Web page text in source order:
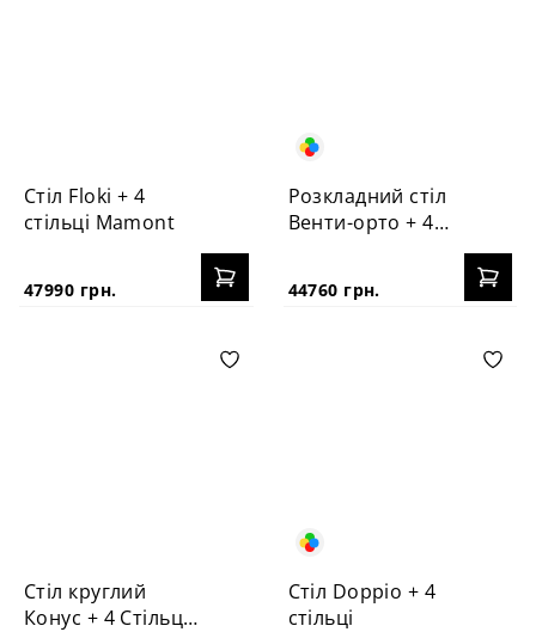
Стіл Floki + 4
стільці Mamont
47990 грн.
Розкладний стіл
Венти-орто + 4
44760 грн.
Стіл круглий
Конус + 4 Стільця
Стіл Doppio + 4
стільці